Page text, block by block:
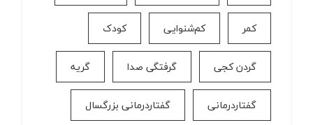
کمر کم‌شنوایی کودک
گردن کجی گرفتگی صدا گریه
گفتاردرمانی گفتاردرمانی بزرگسال